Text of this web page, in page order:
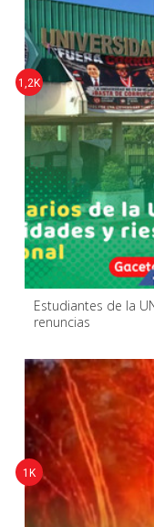
Estudiantes de la
renuncias
1,2K
1K